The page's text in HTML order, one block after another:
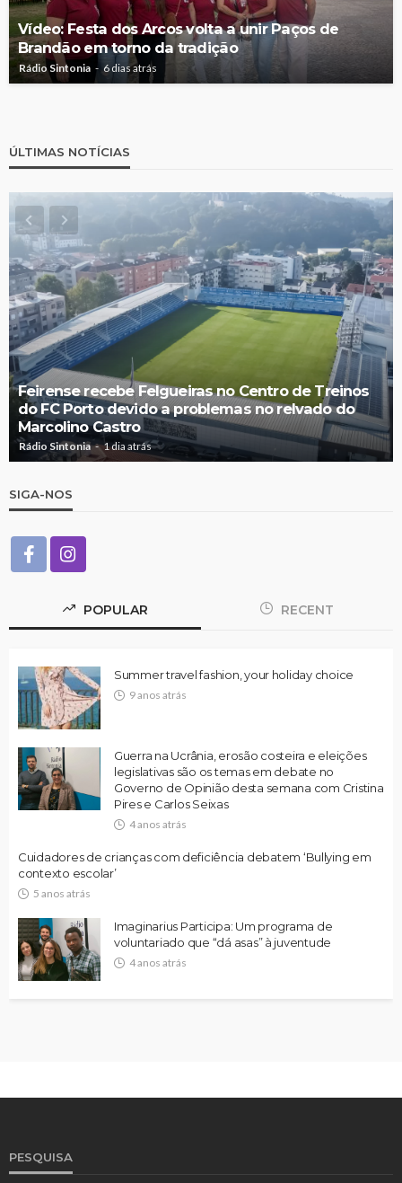
Vídeo: Festa dos Arcos volta a unir Paços de
Brandão em torno da tradição
Rádio Sintonia 6 dias atrás
ÚLTIMAS NOTÍCIAS
Feirense recebe Felgueiras no Centro de Treinos
do FC Porto devido a problemas no relvado do
Marcolino Castro
Rádio Sintonia 1 dia atrás
SIGA-NOS
POPULAR RECENT
Summer travel fashion, your holiday choice
9 anos atrás
Guerra na Ucrânia, erosão costeira e eleições
legislativas são os temas em debate no
Governo de Opinião desta semana com Cristina
Pires e Carlos Seixas
4 anos atrás
Cuidadores de crianças com deficiência debatem ‘Bullying em
contexto escolar’
5 anos atrás
Imaginarius Participa: Um programa de
voluntariado que “dá asas” à juventude
4 anos atrás
PESQUISA